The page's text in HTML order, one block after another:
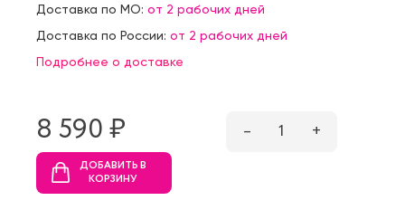
Доставка по МО: от 2 рабочих дней
Доставка по России: от 2 рабочих дней
Подробнее о доставке
8 590 ₷ – 1 +
ДОБАВИТЬ В
КОРЗИНУ